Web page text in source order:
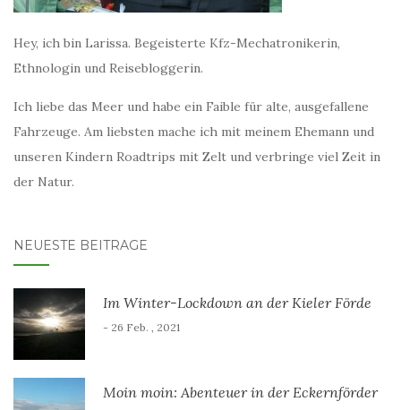
Hey, ich bin Larissa. Begeisterte Kfz-Mechatronikerin,
Ethnologin und Reisebloggerin.
Ich liebe das Meer und habe ein Faible für alte, ausgefallene
Fahrzeuge. Am liebsten mache ich mit meinem Ehemann und
unseren Kindern Roadtrips mit Zelt und verbringe viel Zeit in
der Natur.
NEUESTE BEITRÄGE
Im Winter-Lockdown an der Kieler Förde
- 26 Feb. , 2021
Moin moin: Abenteuer in der Eckernförder